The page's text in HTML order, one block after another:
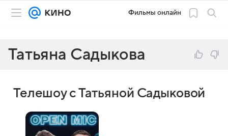
Фильмы онлайн
Татьяна Садыкова
Телешоу с Татьяной Садыковой